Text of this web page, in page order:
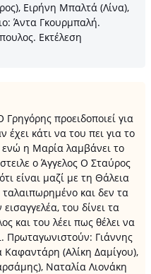
Ειρήνη Μπαλτά (Λίνα),
Άντα Γκουρμπαλή.
Εκτέλεση
προειδοποιεί για
έχει κάτι να του πει για το
ενώ η Μαρία λαμβάνει το
ο Άγγελος Ο Σταύρος
είναι μαζί με τη Θάλεια
και δεν τα
του δίνει τα
και του λέει πως θέλει να
Πρωταγωνιστούν: Γιάννης
Καφαντάρη (Αλίκη Δαμίγου),
Ναταλία Λιονάκη